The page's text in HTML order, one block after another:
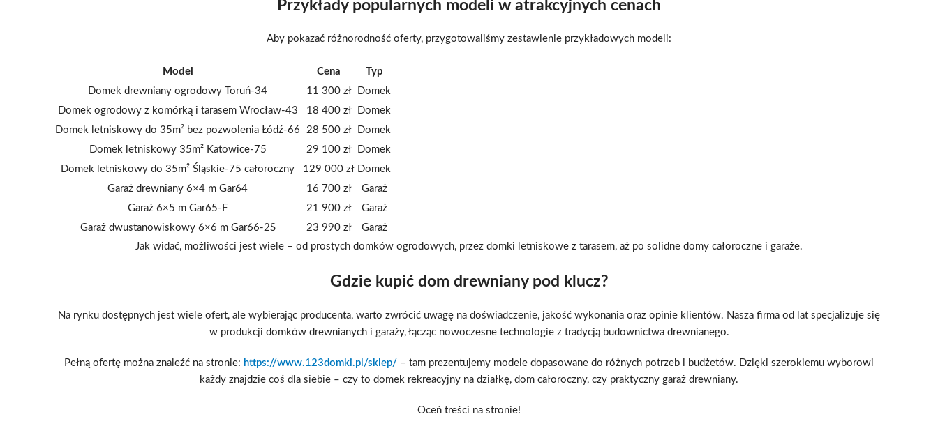
Przykłady popularnych modeli w atrakcyjnych cenach
Aby pokazać różnorodność oferty, przygotowaliśmy zestawienie przykładowych modeli:
Model Cena
Typ
Domek drewniany ogrodowy Toruń-34
11 300 zł
Domek
Domek ogrodowy z komórką i tarasem Wrocław-43
18 400 zł
Domek
Domek letniskowy do 35m² bez pozwolenia Łódź-66
28 500 zł
Domek
Domek letniskowy 35m² Katowice-75
29 100 zł
Domek
Domek letniskowy do 35m² Śląskie-75 całoroczny
129 000 zł Domek
Garaż drewniany 6×4 m Gar64
16 700 zł
Garaż
Garaż 6×5 m Gar65-F
21 900 zł
Garaż
Garaż dwustanowiskowy 6×6 m Gar66-2S
23 990 zł
Garaż
Jak widać, możliwości jest wiele – od prostych domków ogrodowych, przez domki letniskowe z tarasem, aż po solidne domy całoroczne i garaże.
Gdzie kupić dom drewniany pod klucz?
Na rynku dostępnych jest wiele ofert, ale wybierając producenta, warto zwrócić uwagę na doświadczenie, jakość wykonania oraz opinie klientów. Nasza firma od lat specjalizuje się
w produkcji domków drewnianych i garaży, łącząc nowoczesne technologie z tradycją budownictwa drewnianego.
Pełną ofertę można znaleźć na stronie: https://www.123domki.pl/sklep/ – tam prezentujemy modele dopasowane do różnych potrzeb i budżetów. Dzięki szerokiemu wyborowi
każdy znajdzie coś dla siebie – czy to domek rekreacyjny na działkę, dom całoroczny, czy praktyczny garaż drewniany.
Oceń treści na stronie!